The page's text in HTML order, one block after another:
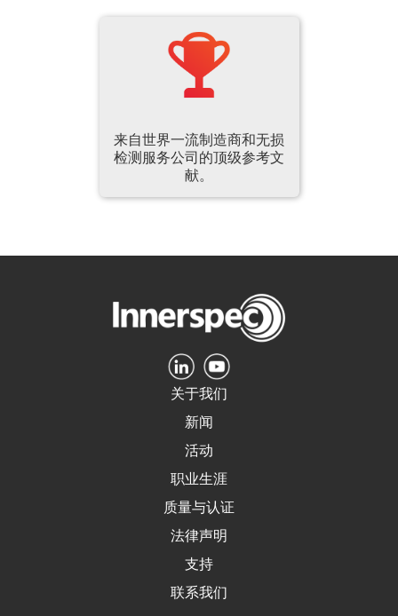
来自世界一流制造商和无损
检测服务公司的顶级参考文
献。
关于我们
新闻
活动
职业生涯
质量与认证
法律声明
支持
联系我们